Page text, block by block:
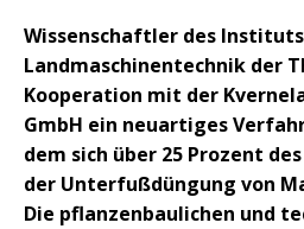
Wissenschaftler des
Landmaschinentechnik der
Kooperation mit der
GmbH ein neuartiges
dem sich über 25 Prozent
der Unterfußdüngung von
Die pflanzenbaulichen und